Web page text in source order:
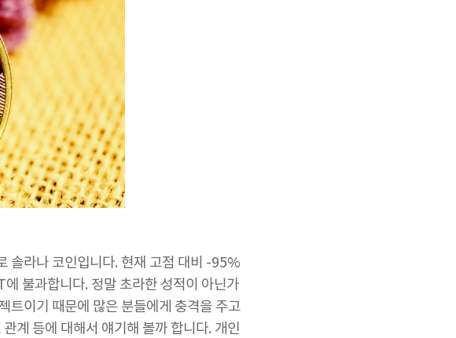
솔라나 코인입니다. 현재 고점 대비 -95%
불과합니다. 정말 초라한 성적이 아닌가
트이기 때문에 많은 분들에게 충격을 주고
계 등에 대해서 얘기해 볼까 합니다. 개인